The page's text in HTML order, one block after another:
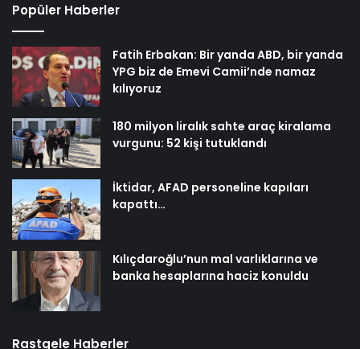
Popüler Haberler
Fatih Erbakan: Bir yanda ABD, bir yanda
YPG biz de Emevi Camii’nde namaz
kılıyoruz
180 milyon liralık sahte araç kiralama
vurgunu: 52 kişi tutuklandı
İktidar, AFAD personeline kapıları
kapattı…
Kılıçdaroğlu’nun mal varlıklarına ve
banka hesaplarına haciz konuldu
Rastgele Haberler